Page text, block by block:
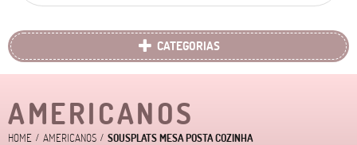
CATEGORIAS
AMERICANOS
HOME AMERICANOS SOUSPLATS MESA POSTA COZINHA